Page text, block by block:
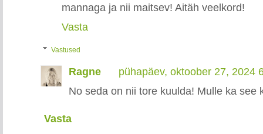
mannaga ja nii maitsev! Aitäh veelkord!
Vasta
Vastused
Ragne
pühapäev, oktoober 27, 2024
No seda on nii tore kuulda! Mulle ka see
Vasta